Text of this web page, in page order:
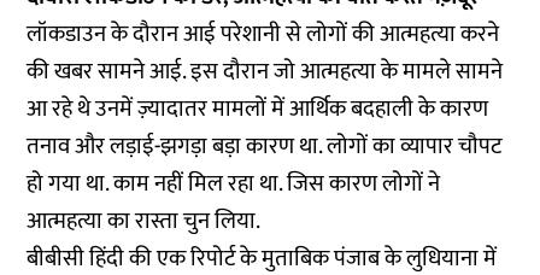
लॉकडाउन के दौरान आई परेशानी से लोगों की आत्महत्या करने
की खबर सामने आई. इस दौरान जो आत्महत्या के मामले सामने
आ रहे थे उनमें ज़्यादातर मामलों में आर्थिक बदहाली के कारण
तनाव और लड़ाई-झगड़ा बड़ा कारण था. लोगों का व्यापार चौपट
हो गया था. काम नहीं मिल रहा था. जिस कारण लोगों ने
आत्महत्या का रास्ता चुन लिया.
बीबीसी हिंदी की एकरिपोर्टके मुताबिक पंजाब के लुधियाना में